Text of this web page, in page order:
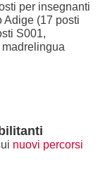
per insegnanti
Adige (17 posti
S001,
nuovi percorsi